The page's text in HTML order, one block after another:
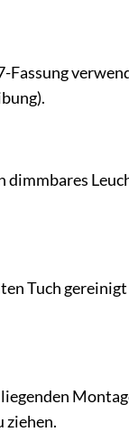
dimmbares
Tuch
ziehen.